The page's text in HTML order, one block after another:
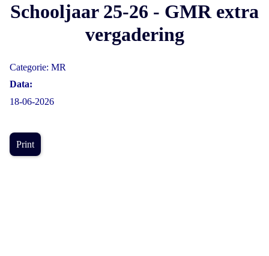
Schooljaar 25-26 - GMR extra
vergadering
Categorie: MR
Data:
18-06-2026
Print